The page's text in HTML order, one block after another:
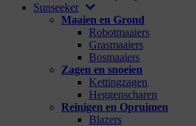
Sunseeker
Maaien en Grond
Robotmaaiers
Grasmaaiers
Bosmaaiers
Zagen en snoeien
Kettingzagen
Heggenscharen
Reinigen en Opruimen
Blazers